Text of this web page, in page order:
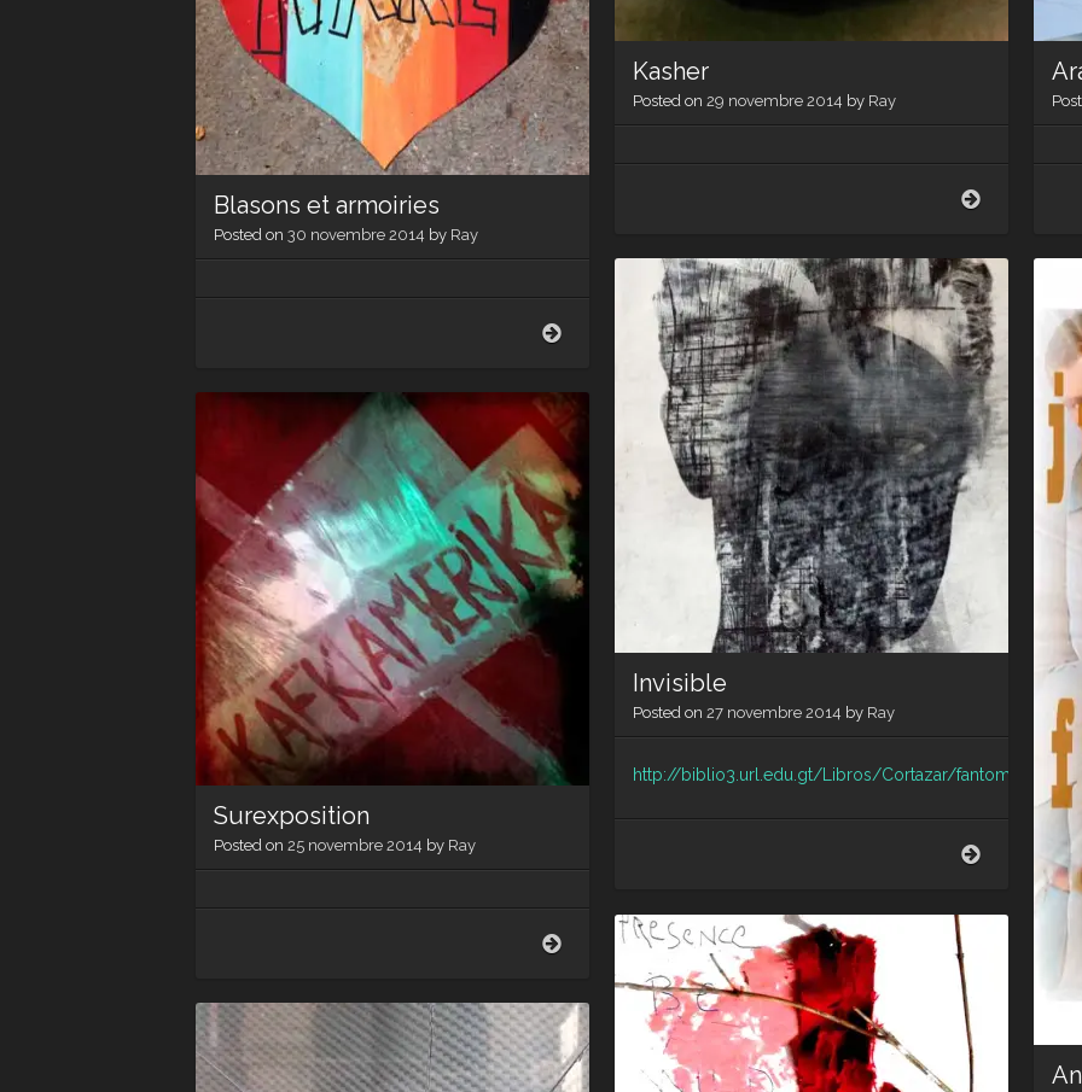
Blasons et armoiries
Posted on 30 novembre 2014 by Ray
Kasher
Posted on 29 novembre 2014 by Ray
Invisible
Posted on 27 novembre 2014 by Ray
http://biblio3.url.edu.gt/Libros/Cortazar/fantomas.pdf
Surexposition
Posted on 25 novembre 2014 by Ray
Surexposition